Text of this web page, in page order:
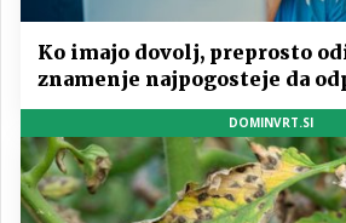
Ko imajo dovolj, preprosto
znamenje najpogosteje da
DOMINVRT.SI